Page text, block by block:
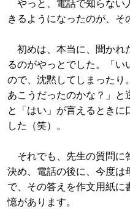
きるようになったのが、そ
初めは、本当に、聞かれ
るのがやっとでした。「
ので、沈黙してしまったり
あこうだったのかな？」と
と「はい」が言えるとき
した（笑）。
それでも、先生の質問に
決め、電話の後に、今度
で、その答えを作文用紙
憶があります。